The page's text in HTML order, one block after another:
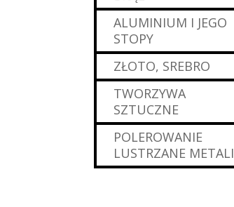
ALUMINIUM I JEGO
STOPY
ZŁOTO, SREBRO
TWORZYWA
SZTUCZNE
POLEROWANIE
LUSTRZANE METALI